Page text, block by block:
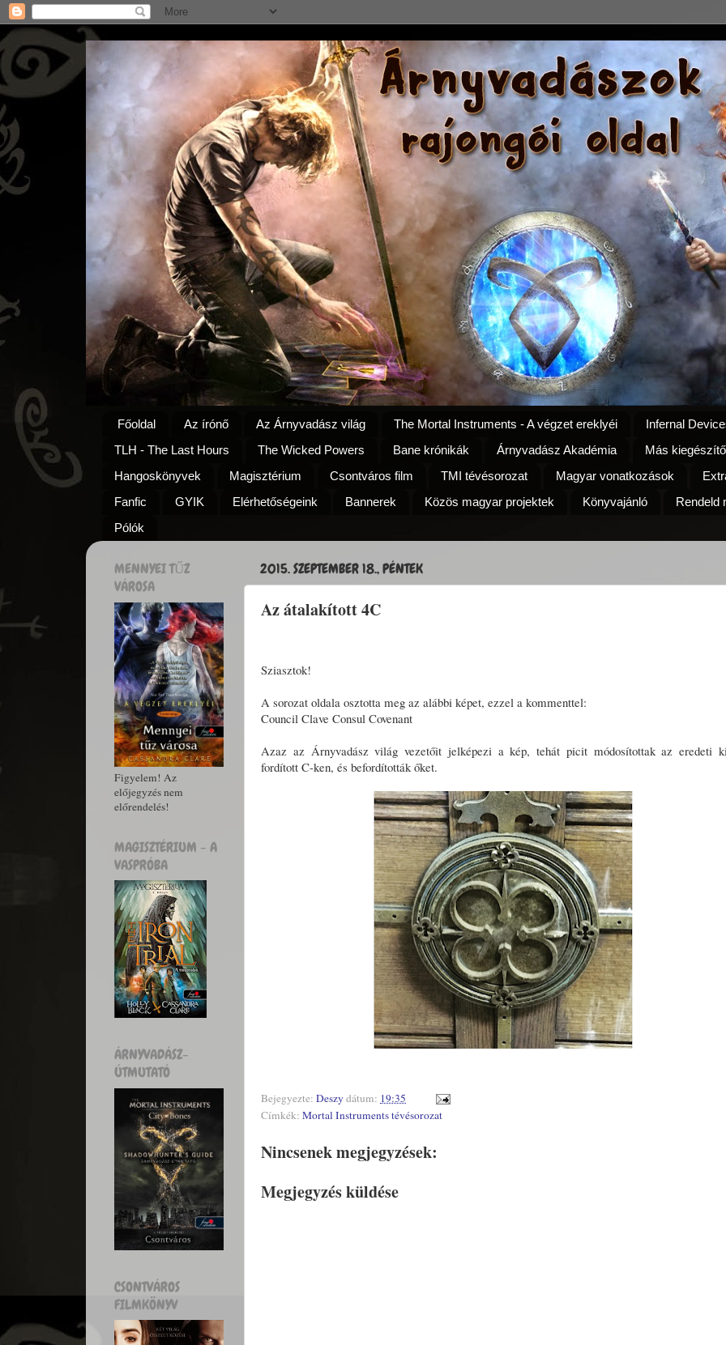
Főoldal Az írónő Az Árnyvadász világ The Mortal Instruments - A végzet ereklyéi
Infernal
TLH - The Last Hours
The Wicked Powers Bane krónikák Árnyvadász Akadémia
Más
Hangoskönyvek
Magisztérium Csontváros film TMI tévésorozat Magyar vonatkozások
Fanfic
GYIK Elérhetőségeink Bannerek Közös magyar projektek Könyvajánló
Rendeld
Pólók
2015. SZEPTEMBER 18., PÉNTEK
Az átalakított 4C
Sziasztok!
A sorozat oldala osztotta meg az alábbi képet, ezzel a kommenttel:
Council Clave Consul Covenant
Azaz az Árnyvadász világ vezetőit jelképezi a kép, tehát picit módosítottak az eredeti
fordított C-ken, és befordították őket.
Bejegyezte: Deszydátum: 19:35
Címkék: Mortal Instruments tévésorozat
Nincsenek megjegyzések:
Megjegyzés küldése
MENNYEI TŰZ
VÁROSA
Figyelem! Az
előjegyzés nem
előrendelés!
MAGISZTÉRIUM - A
VASPRÓBA
ÁRNYVADÁSZ-
ÚTMUTATÓ
CSONTVÁROS
FILMKÖNYV